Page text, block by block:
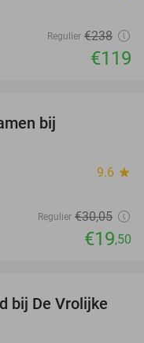
Regulier €238
€119
bij
9.6 star
Regulier €30,05
€19,50
41%
bij De Vrolijke